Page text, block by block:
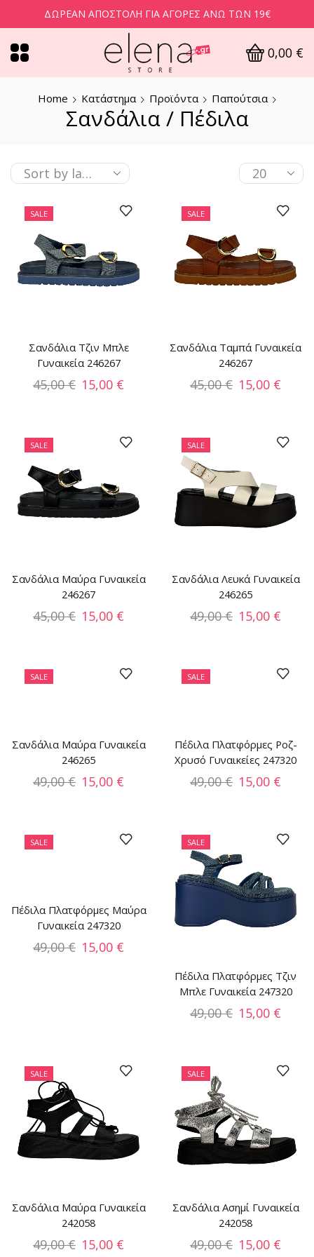
ΔΩΡΕΆΝ ΑΠΟΣΤΟΛΉ ΓΙΑ ΑΓΟΡΈΣ ΆΝΩ ΤΩΝ 19€
0,00 €
Home Κατάστημα Προϊόντα Παπούτσια
Σανδάλια / Πέδιλα
SALE
Σανδάλια Τζιν Μπλε
Γυναικεία 246267
45,00€ 15,00 €
SALE
Σανδάλια Ταμπά Γυναικεία
246267
45,00€ 15,00 €
SALE
Σανδάλια Μαύρα Γυναικεία
246267
45,00€ 15,00 €
SALE
Σανδάλια Λευκά Γυναικεία
246265
49,00€ 15,00 €
SALE
Σανδάλια Μαύρα Γυναικεία
246265
49,00€ 15,00 €
SALE
Πέδιλα Πλατφόρμες Ροζ-
Χρυσό Γυναικείες 247320
49,00€ 15,00 €
SALE
Πέδιλα Πλατφόρμες Μαύρα
Γυναικεία 247320
49,00€ 15,00 €
SALE
Πέδιλα Πλατφόρμες Τζιν
Μπλε Γυναικεία 247320
49,00€ 15,00 €
SALE
Σανδάλια Μαύρα Γυναικεία
242058
49,00€ 15,00 €
SALE
Σανδάλια Ασημί Γυναικεία
242058
49,00€ 15,00 €